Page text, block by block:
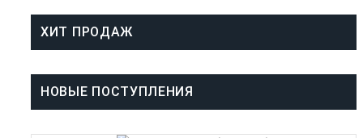
ХИТ ПРОДАЖ
НОВЫЕ ПОСТУПЛЕНИЯ